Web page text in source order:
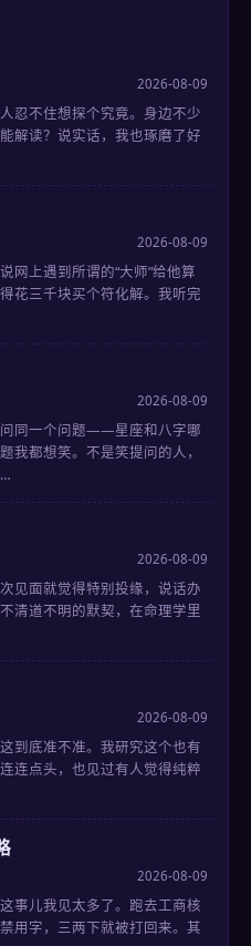
2026-08-09
忍不住想探个究竟。身边不少
解读？说实话，我也琢磨了好
2026-08-09
网上遇到所谓的“大师”给他算
花三千块买个符化解。我听完
2026-08-09
同一个问题——星座和八字哪
我都想笑。不是笑提问的人，
2026-08-09
见面就觉得特别投缘，说话办
清道不明的默契，在命理学里
2026-08-09
到底准不准。我研究这个也有
连点头，也见过有人觉得纯粹
2026-08-09
事儿我见太多了。跑去工商核
用字，三两下就被打回来。其